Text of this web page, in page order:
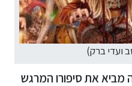
ועדי ברק)
את סיפורו המרגש